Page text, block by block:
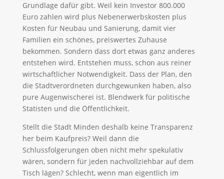
Grundlage dafür gibt. Weil kein Investor 800.000
Euro zahlen wird plus Nebenerwerbskosten plus
Kosten für Neubau und Sanierung, damit vier
Familien ein schönes, preiswertes Zuhause
bekommen. Sondern dass dort etwas ganz anderes
entstehen wird. Entstehen muss, schon aus reiner
wirtschaftlicher Notwendigkeit. Dass der Plan, den
die Stadtverordneten durchgewunken haben, also
pure Augenwischerei ist. Blendwerk für politische
Statisten und die Öffentlichkeit.
Stellt die Stadt Minden deshalb keine Transparenz
her beim Kaufpreis? Weil dann die
Schlussfolgerungen oben nicht mehr spekulativ
wären, sondern für jeden nachvollziehbar auf dem
Tisch lägen? Schlecht, wenn man eigentlich im